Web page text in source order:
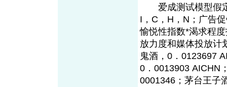
爱成测试模型假定
I，C，H，N；广告
愉悦性指数*渴求程
放力度和媒体投放计
鬼酒，0．0123697
0．0013903 AICHN
0001346；茅台王子